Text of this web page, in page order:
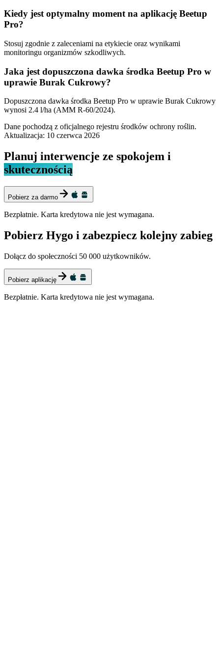
Kiedy jest optymalny moment na aplikację Beetup
Pro?
Stosuj zgodnie z zaleceniami na etykiecie oraz wynikami
monitoringu organizmów szkodliwych.
Jaka jest dopuszczona dawka środka Beetup Pro w
uprawie Burak Cukrowy?
Dopuszczona dawka środka Beetup Pro w uprawie Burak Cukrowy
wynosi 2.4 l/ha (AMM R-60/2024).
Dane pochodzą z oficjalnego rejestru środków ochrony roślin.
Aktualizacja: 10 czerwca 2026
Planuj interwencje ze spokojem i
skutecznością
Pobierz za darmo
Bezpłatnie. Karta kredytowa nie jest wymagana.
Pobierz Hygo i zabezpiecz kolejny zabieg
Dołącz do społeczności 50 000 użytkowników.
Pobierz aplikację
Bezpłatnie. Karta kredytowa nie jest wymagana.